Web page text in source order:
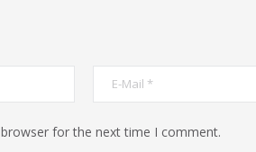
for the next time I comment.